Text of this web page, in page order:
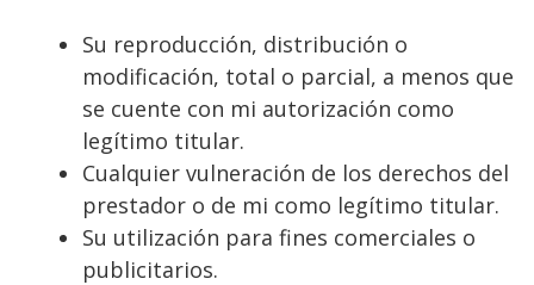
Su reproducción, distribución o
modificación, total o parcial, a menos que
se cuente con mi autorización como
legítimo titular.
Cualquier vulneración de los derechos del
prestador o de mi como legítimo titular.
Su utilización para fines comerciales o
publicitarios.